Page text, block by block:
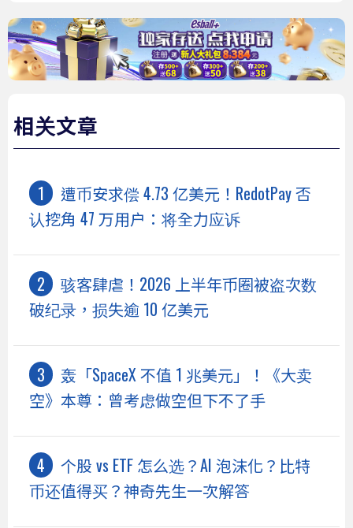
相关文章
遭币安求偿 4.73 亿美元！RedotPay 否
认挖角 47 万用户：将全力应诉
骇客肆虐！2026 上半年币圈被盗次数
破纪录，损失逾 10 亿美元
轰「SpaceX 不值 1 兆美元」！《大卖
空》本尊：曾考虑做空但下不了手
个股 vs ETF 怎么选？AI 泡沫化？比特
币还值得买？神奇先生一次解答